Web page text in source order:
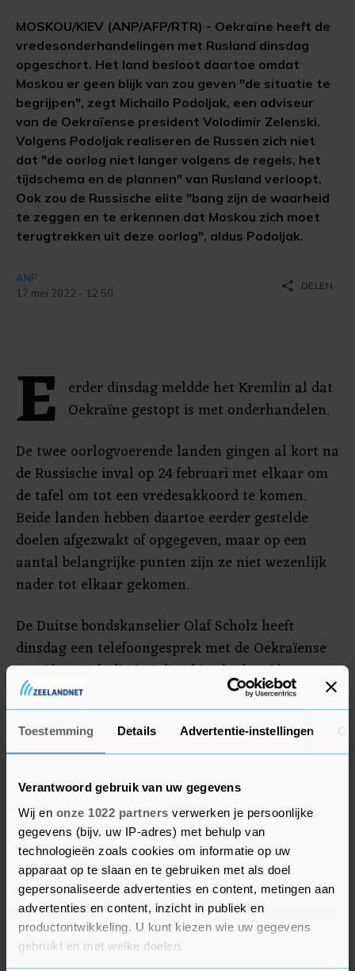
Toestemming Details Advertentie-instellingen
Verantwoord gebruik van uw gegevens
Wij en onze 1022 partners verwerken je persoonlijke
gegevens (bijv. uw IP-adres) met behulp van
technologieën zoals cookies om informatie op uw
apparaat op te slaan en te gebruiken met als doel
gepersonaliseerde advertenties en content, metingen aan
advertenties en content, inzicht in publiek en
productontwikkeling. U kunt kiezen wie uw gegevens
gebruikt en met welke doelen.
MOSKOU/KIEV (ANP/AFP/RTR) - Oekraïne heeft de
vredesonderhandelingen met Rusland dinsdag
opgeschort. Het land besloot daartoe omdat
Moskou er geen blijk van zou geven "de situatie te
begrijpen", zegt Michailo Podoljak, een adviseur
van de Oekraïense president Volodimir Zelenski.
Volgens Podoljak realiseren de Russen zich niet
dat "de oorlog niet langer volgens de regels, het
tijdschema en de plannen" van Rusland verloopt.
Ook zou de Russische elite "bang zijn de waarheid
te zeggen en te erkennen dat Moskou zich moet
terugtrekken uit deze oorlog", aldus Podoljak.
ANP
17 mei 2022 - 12:50
share DELEN
E erder dinsdag meldde het Kremlin al dat
Oekraïne gestopt is met onderhandelen.
De twee oorlogvoerende landen gingen al kort na
de Russische inval op 24 februari met elkaar om
de tafel om tot een vredesakkoord te komen.
Beide landen hebben daartoe eerder gestelde
doelen afgezwakt of opgegeven, maar op een
aantal belangrijke punten zijn ze niet wezenlijk
nader tot elkaar gekomen.
De Duitse bondskanselier Olaf Scholz heeft
dinsdag een telefoongesprek met de Oekraïense
president Volodimir Zelenski gehad. Beiden
hebben daarbij beklemtoond dat er alleen een
oplossing via onderhandelingen kan komen als
de gevechten stoppen en troepen worden
teruggetrokken.